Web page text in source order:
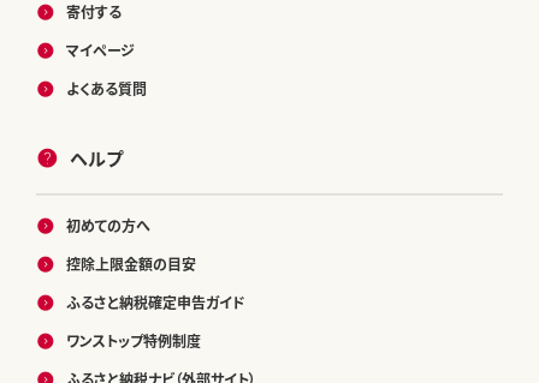
寄付する
マイページ
よくある質問
ヘルプ
初めての方へ
控除上限金額の目安
ふるさと納税確定申告ガイド
ワンストップ特例制度
ふるさと納税ナビ（外部サイト）